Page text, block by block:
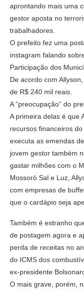
aprontando mais uma
gestor aposta no
trabalhadores.
O prefeito fez uma
instagram falando
Participação dos
De acordo com
de R$ 240 mil reais.
A “preocupação” do
A primeira delas é que
recursos financeiros
executa as emendas
jovem gestor também
gastar milhões com o
Mossoró Sal e Luz,
com empresas de
que o cardápio seja
Também é estranho
de postagem agora e
perda de receitas no
do ICMS dos
ex-presidente
O mais grave, porém,